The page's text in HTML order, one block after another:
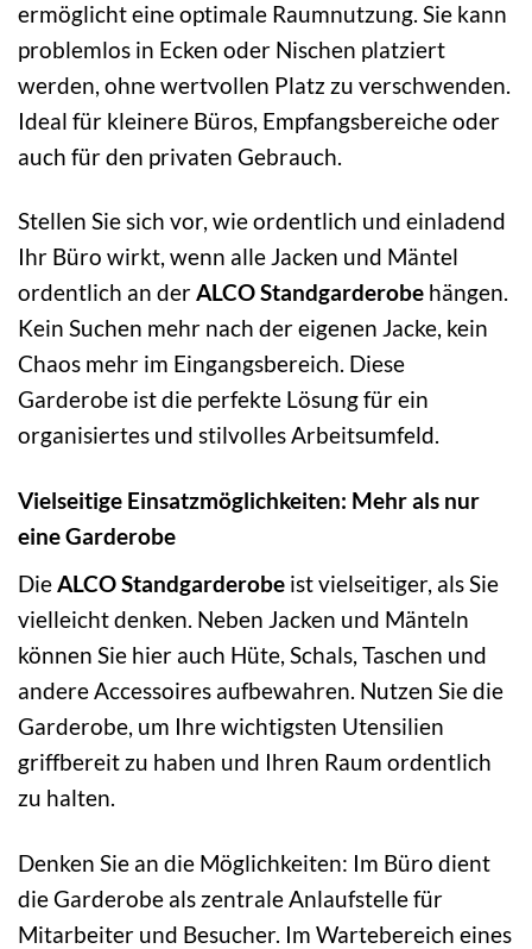
ermöglicht eine optimale Raumnutzung. Sie kann
problemlos in Ecken oder Nischen platziert
werden, ohne wertvollen Platz zu verschwenden.
Ideal für kleinere Büros, Empfangsbereiche oder
auch für den privaten Gebrauch.
Stellen Sie sich vor, wie ordentlich und einladend
Ihr Büro wirkt, wenn alle Jacken und Mäntel
ordentlich an derALCO Standgarderobe hängen.
Kein Suchen mehr nach der eigenen Jacke, kein
Chaos mehr im Eingangsbereich. Diese
Garderobe ist die perfekte Lösung für ein
organisiertes und stilvolles Arbeitsumfeld.
Vielseitige Einsatzmöglichkeiten: Mehr als nur
eine Garderobe
DieALCO Standgarderobe ist vielseitiger, als Sie
vielleicht denken. Neben Jacken und Mänteln
können Sie hier auch Hüte, Schals, Taschen und
andere Accessoires aufbewahren. Nutzen Sie die
Garderobe, um Ihre wichtigsten Utensilien
griffbereit zu haben und Ihren Raum ordentlich
zu halten.
Denken Sie an die Möglichkeiten: Im Büro dient
die Garderobe als zentrale Anlaufstelle für
Mitarbeiter und Besucher. Im Wartebereich eines